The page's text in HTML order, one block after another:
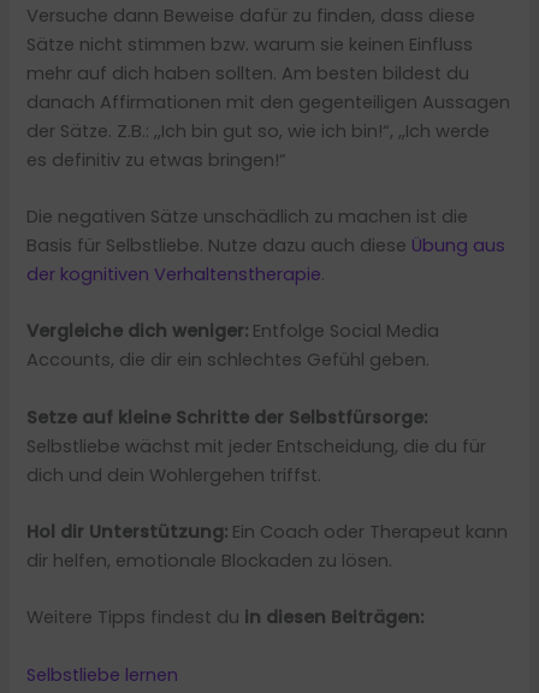
Versuche dann Beweise dafür zu finden, dass diese
Sätze nicht stimmen bzw. warum sie keinen Einfluss
mehr auf dich haben sollten. Am besten bildest du
danach Affirmationen mit den gegenteiligen Aussagen
der Sätze. Z.B.: ,,Ich bin gut so, wie ich bin!“, ,,Ich werde
es definitiv zu etwas bringen!“
Die negativen Sätze unschädlich zu machen ist die
Basis für Selbstliebe. Nutze dazu auch diese Übung aus
der kognitiven Verhaltenstherapie.
Vergleiche dich weniger: Entfolge Social Media
Accounts, die dir ein schlechtes Gefühl geben.
Setze auf kleine Schritte der Selbstfürsorge:
Selbstliebe wächst mit jeder Entscheidung, die du für
dich und dein Wohlergehen triffst.
Hol dir Unterstützung: Ein Coach oder Therapeut kann
dir helfen, emotionale Blockaden zu lösen.
Weitere Tipps findest du in diesen Beiträgen:
Selbstliebe lernen